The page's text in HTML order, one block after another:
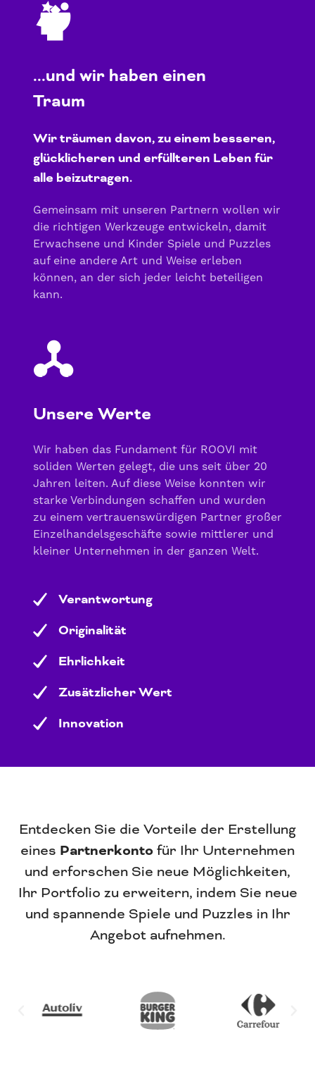
skill-imagination
...und wir haben einen
Traum
Wir träumen davon, zu einem besseren,
glücklicheren und erfüllteren Leben für
alle beizutragen.
Gemeinsam mit unseren Partnern wollen wir
die richtigen Werkzeuge entwickeln, damit
Erwachsene und Kinder Spiele und Puzzles
auf eine andere Art und Weise erleben
können, an der sich jeder leicht beteiligen
kann.
skill-collaboration
Unsere Werte
Wir haben das Fundament für ROOVI mit
soliden Werten gelegt, die uns seit über 20
Jahren leiten. Auf diese Weise konnten wir
starke Verbindungen schaffen und wurden
zu einem vertrauenswürdigen Partner großer
Einzelhandelsgeschäfte sowie mittlerer und
kleiner Unternehmen in der ganzen Welt.
Verantwortung
Originalität
Ehrlichkeit
Zusätzlicher Wert
Innovation
Entdecken Sie die Vorteile der Erstellung
eines Partnerkonto für Ihr Unternehmen
und erforschen Sie neue Möglichkeiten,
Ihr Portfolio zu erweitern, indem Sie neue
und spannende Spiele und Puzzles in Ihr
Angebot aufnehmen.